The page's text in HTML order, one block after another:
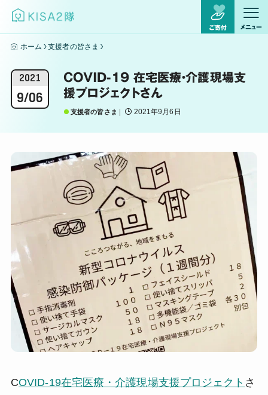
ご寄付 メニュー
ホーム 支援者の皆さま
COVID-19 在宅医療・介護現場支
援プロジェクトさん
2021
9/06
支援者の皆さま 2021年9月6日
COVID-19在宅医療・介護現場支援プロジェクト さ